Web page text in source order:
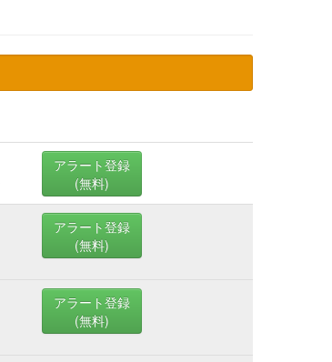
アラート登録
(無料)
アラート登録
(無料)
アラート登録
(無料)